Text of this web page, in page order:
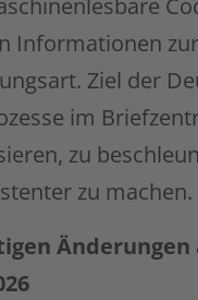
Informationen
Ziel der
im
zu
zu machen.
Änderungen